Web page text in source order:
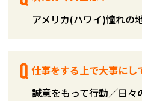
アメリカ(ハワイ)憧れの
仕事をする上で大事にし
誠意をもって行動／日々